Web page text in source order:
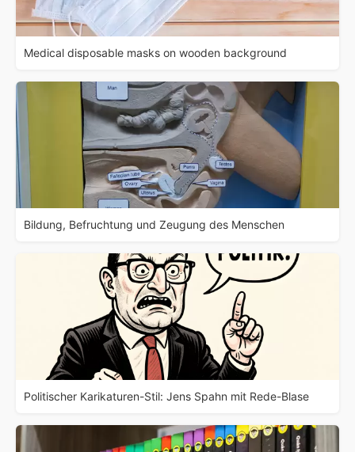
Medical disposable masks on wooden background
Bildung, Befruchtung und Zeugung des Menschen
Politischer Karikaturen-Stil: Jens Spahn mit Rede-Blase